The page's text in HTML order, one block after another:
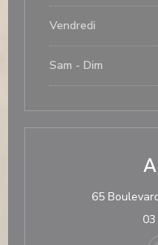
Vendredi
Sam - Dim
65